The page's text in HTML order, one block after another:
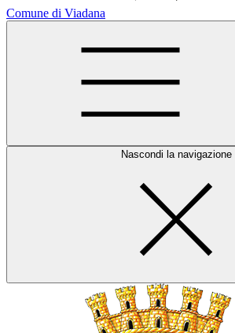
Comune di Viadana
Nascondi la navigazione